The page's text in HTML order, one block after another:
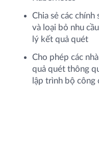
Chia sẻ các
và loại bỏ nhu
lý kết quả quét
Cho phép các
quả quét thông
lập trình bộ công